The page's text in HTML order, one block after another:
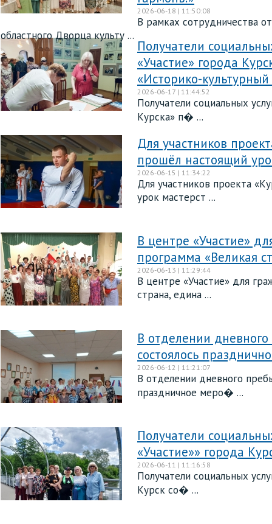
2026-06-18 | 11:50:08
В рамках сотрудничества
областного Дворца культу ...
Получатели
«Участие» города
«Историко-
2026-06-17 | 11:44:52
Получатели социальных
Курска» п� ...
Для участников
прошёл настоящий
2026-06-15 | 11:34:22
Для участников проекта
урок мастерст ...
В центре «Участие»
программа «Великая
2026-06-13 | 11:29:44
В центре «Участие» для
страна, едина ...
В отделении
состоялось
2026-06-12 | 11:21:07
В отделении дневного
праздничное меро� ...
Получатели
«Участие»» города
2026-06-11 | 11:16:58
Получатели социальных
Курск со� ...